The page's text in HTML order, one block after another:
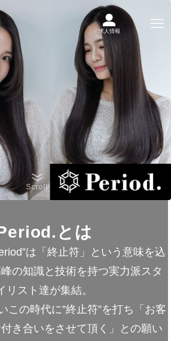
求人情報
Scroll
とは
は「終止符」という意味を込
の知識と技術を持つ実力派スタ
リスト達が集結。
この時代に”終止符”を打ち「お客
き合いをさせて頂く」との願い